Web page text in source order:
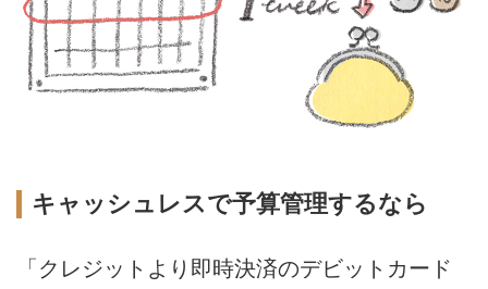
キャッシュレスで予算管理するなら
「クレジットより即時決済のデビットカード